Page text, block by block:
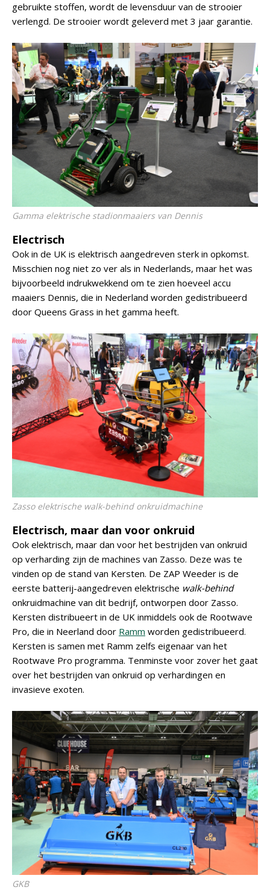
gebruikte stoffen, wordt de levensduur van de strooier
verlengd. De strooier wordt geleverd met 3 jaar garantie.
Gamma elektrische stadionmaaiers van Dennis
Electrisch
Ook in de UK is elektrisch aangedreven sterk in opkomst.
Misschien nog niet zo ver als in Nederlands, maar het was
bijvoorbeeld indrukwekkend om te zien hoeveel accu
maaiers Dennis, die in Nederland worden gedistribueerd
door Queens Grass in het gamma heeft.
Zasso elektrische walk-behindonkruidmachine
Electrisch, maar dan voor onkruid
Ook elektrisch, maar dan voor het bestrijden van onkruid
op verharding zijn de machines van Zasso. Deze was te
vinden op de stand van Kersten. De ZAP Weeder is de
eerste batterij-aangedreven elektrische walk-behind
onkruidmachine van dit bedrijf, ontworpen door Zasso.
Kersten distribueert in de UK inmiddels ook de Rootwave
Pro, die in Neerland door Ramm worden gedistribueerd.
Kersten is samen met Ramm zelfs eigenaar van het
Rootwave Pro programma. Tenminste voor zover het gaat
over het bestrijden van onkruid op verhardingen en
invasieve exoten.
GKB